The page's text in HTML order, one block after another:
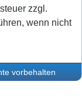
zzgl.
wenn nicht
vorbehalten